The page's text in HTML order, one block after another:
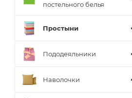
постельного белья
Простыни
Пододеяльники
Наволочки